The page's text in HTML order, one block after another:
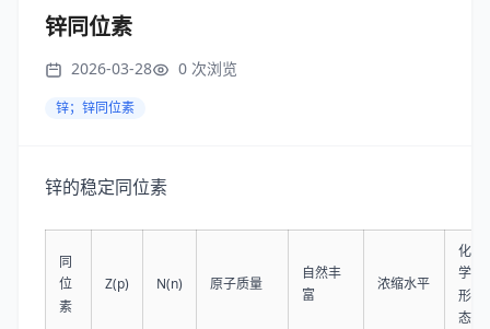
锌同位素
2026-03-28 0 次浏览
锌；锌同位素
锌的稳定同位素
同
位
素
Z(p) N(n) 原子质量
自然丰
富
浓缩水平
化
学
形
态